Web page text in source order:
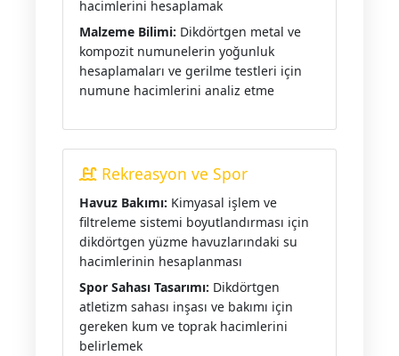
hacimlerini hesaplamak
Malzeme Bilimi: Dikdörtgen metal ve
kompozit numunelerin yoğunluk
hesaplamaları ve gerilme testleri için
numune hacimlerini analiz etme
Rekreasyon ve Spor
Havuz Bakımı: Kimyasal işlem ve
filtreleme sistemi boyutlandırması için
dikdörtgen yüzme havuzlarındaki su
hacimlerinin hesaplanması
Spor Sahası Tasarımı: Dikdörtgen
atletizm sahası inşası ve bakımı için
gereken kum ve toprak hacimlerini
belirlemek